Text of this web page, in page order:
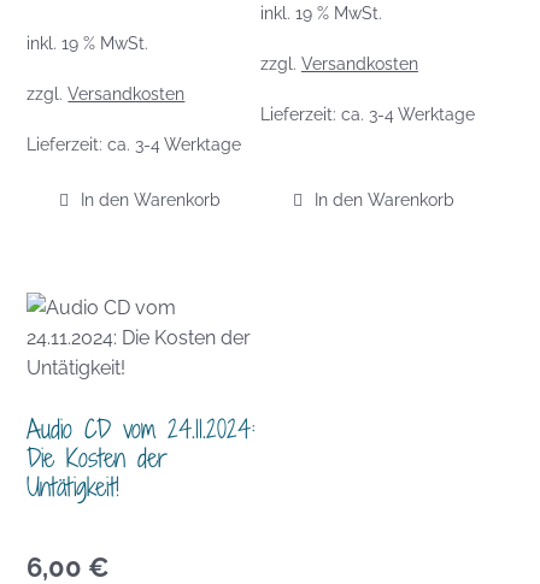
inkl. 19 % MwSt.
zzgl.Versandkosten
Lieferzeit:ca. 3-4 Werktage
In den Warenkorb
inkl. 19 % MwSt.
zzgl. Versandkosten
Lieferzeit: ca. 3-4 Werktage
In den Warenkorb
Audio CD vom 24.11.2024:
Die Kosten der
Untätigkeit!
6,00 €